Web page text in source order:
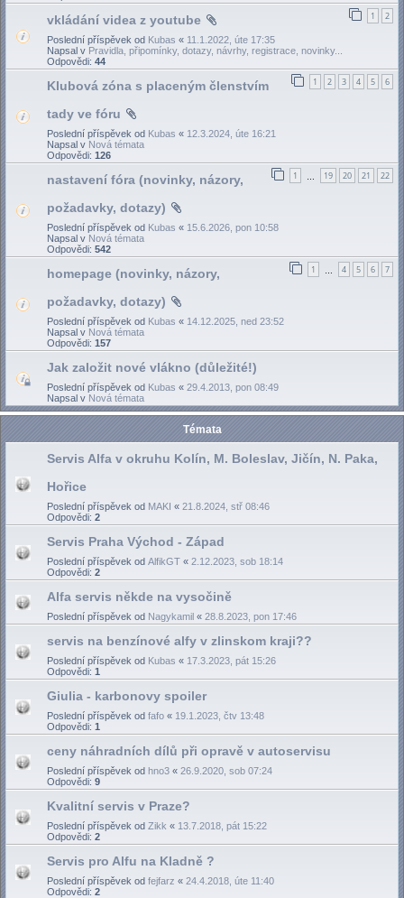
1 2
vkládání videa z youtube
Poslední příspěvek od Kubas « 11.1.2022, úte 17:35
Napsal v Pravidla, připomínky, dotazy, návrhy, registrace, novinky...
Odpovědi: 44
1 2 3 4 5 6
Klubová zóna s placeným členstvím
tady ve fóru
Poslední příspěvek od Kubas « 12.3.2024, úte 16:21
Napsal v Nová témata
Odpovědi: 126
1 19 20 21 22
nastavení fóra (novinky, názory,
požadavky, dotazy)
Poslední příspěvek od Kubas « 15.6.2026, pon 10:58
Napsal v Nová témata
Odpovědi: 542
1 4 5 6 7
homepage (novinky, názory,
požadavky, dotazy)
Poslední příspěvek od Kubas « 14.12.2025, ned 23:52
Napsal v Nová témata
Odpovědi: 157
Jak založit nové vlákno (důležité!)
Poslední příspěvek od Kubas « 29.4.2013, pon 08:49
Napsal v Nová témata
Témata
Servis Alfa v okruhu Kolín, M. Boleslav, Jičín, N. Paka,
Hořice
Poslední příspěvek od MAKI « 21.8.2024, stř 08:46
Odpovědi: 2
Servis Praha Východ - Západ
Poslední příspěvek od AlfikGT « 2.12.2023, sob 18:14
Odpovědi: 2
Alfa servis někde na vysočině
Poslední příspěvek od Nagykamil « 28.8.2023, pon 17:46
servis na benzínové alfy v zlinskom kraji??
Poslední příspěvek od Kubas « 17.3.2023, pát 15:26
Odpovědi: 1
Giulia - karbonovy spoiler
Poslední příspěvek od fafo « 19.1.2023, čtv 13:48
Odpovědi: 1
ceny náhradních dílů při opravě v autoservisu
Poslední příspěvek od hno3 « 26.9.2020, sob 07:24
Odpovědi: 9
Kvalitní servis v Praze?
Poslední příspěvek od Zikk « 13.7.2018, pát 15:22
Odpovědi: 2
Servis pro Alfu na Kladně ?
Poslední příspěvek od fejfarz « 24.4.2018, úte 11:40
Odpovědi: 2